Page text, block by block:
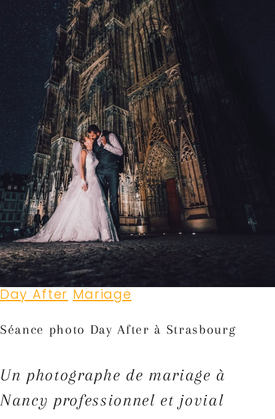
Day After Mariage
Séance photo Day After à Strasbourg
Un photographe de mariage à
Nancy professionnel et jovial